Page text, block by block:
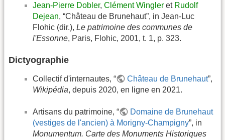
Jean-Pierre Dobler, Clément Wingler et Rudolf
Dejean, “Château de Brunehaut”, in Jean-Luc
Flohic (dir.), Le patrimoine des communes de
l'Essonne, Paris, Flohic, 2001, t. 1, p. 323.
Dictyographie
Collectif d'internautes, “ Château de Brunehaut”,
Wikipédia, depuis 2020, en ligne en 2021.
Artisans du patrimoine, “
Domaine de Brunehaut
(vestiges de l'ancien) à Morigny-Champigny”, in
Monumentum. Carte des Monuments Historiques